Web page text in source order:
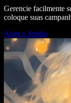
Gerencie facilmente
coloque suas
Abrir o Studio